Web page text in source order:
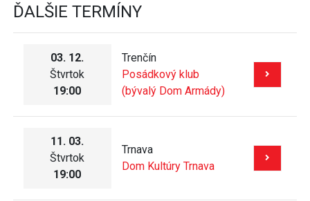
ĎALŠIE TERMÍNY
03. 12.
Štvrtok
19:00
Trenčín
Posádkový klub
(bývalý Dom Armády)
11. 03.
Štvrtok
19:00
Trnava
Dom Kultúry Trnava